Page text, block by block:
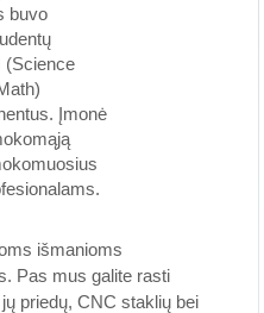
buvo
(Science
Įmonė
išmanioms
Pas mus galite rasti
priedų, CNC staklių bei